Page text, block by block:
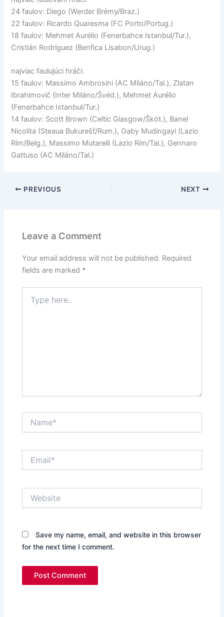
24 faulov: Diego (Werder Brémy/Braz.)
22 faulov: Ricardo Quaresma (FC Porto/Portug.)
18 faulov: Mehmet Aurélio (Fenerbahce Istanbul/Tur.),
Cristián Rodríguez (Benfica Lisabon/Urug.)
najviac faulujúci hráči:
15 faulov: Massimo Ambrosini (AC Miláno/Tal.), Zlatan
Ibrahimovič (Inter Miláno/Švéd.), Mehmet Aurélio
(Fenerbahce Istanbul/Tur.)
14 faulov: Scott Brown (Celtic Glasgow/Škót.), Banel
Nicolita (Steaua Bukurešť/Rum.), Gaby Mudingayi (Lazio
Rím/Belg.), Massimo Mutarelli (Lazio Rím/Tal.), Gennaro
Gattuso (AC Miláno/Tal.)
PREVIOUS NEXT
Leave a Comment
Your email address will not be published. Required
fields are marked *
here..
Save my name, email, and website in this browser
for the next time I comment.